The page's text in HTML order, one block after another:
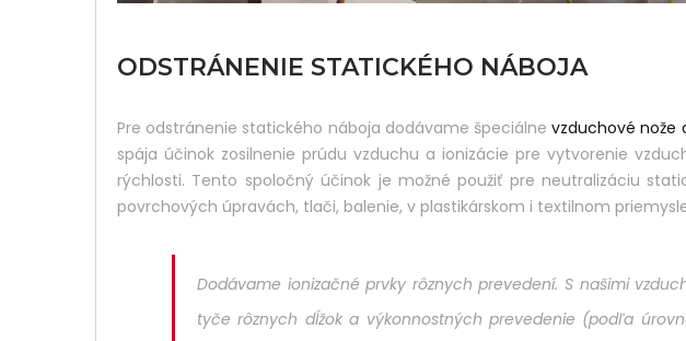
ODSTRÁNENIE STATICKÉHO NÁBOJA
Pre odstránenie statického náboja dodávame špeciálnevzduchové nože
spája účinok zosilnenie prúdu vzduchu a ionizácie pre vytvorenie
rýchlosti. Tento spoločný účinok je možné použiť pre neutralizáciu
povrchových úpravách, tlači, balenie, v plastikárskom i textilnom
Dodávame ionizačné prvky rôznych prevedení. S našimi
tyče rôznych dĺžok a výkonnostných prevedenie (podľa